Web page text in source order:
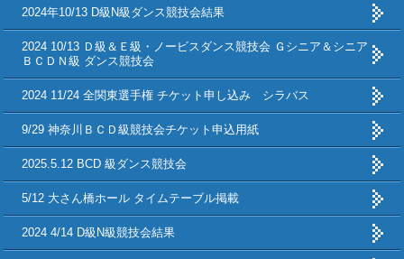
2024年10/13 D級N級ダンス競技会結果
2024 10/13 Ｄ級＆Ｅ級・ノービスダンス競技会 Ｇシニア＆シニア
ＢＣＤＮ級 ダンス競技会
2024 11/24 全関東選手権 チケット申し込み シラバス
9/29 神奈川ＢＣＤ級競技会チケット申込用紙
2025.5.12 BCD 級ダンス競技会
5/12 大さん橋ホール タイムテーブル掲載
2024 4/14 D級N級競技会結果